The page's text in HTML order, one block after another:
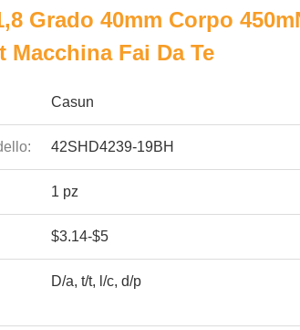
Grado 40mm Corpo
Macchina Fai Da Te
Casun
42SHD4239-19BH
1 pz
$3.14-$5
D/a, t/t, l/c, d/p